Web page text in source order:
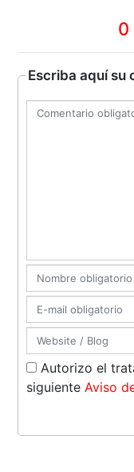
0
Escriba aquí su
Autorizo el
siguiente Aviso